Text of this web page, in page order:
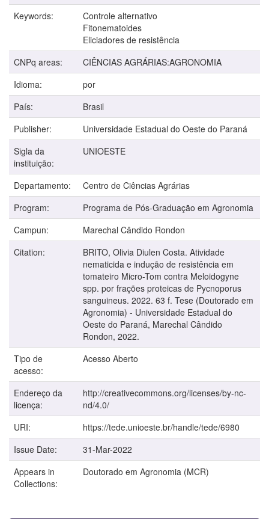
Keywords:
Controle alternativo
Fitonematoides
Eliciadores de resistência
CNPq areas:
CIÊNCIAS AGRÁRIAS:AGRONOMIA
Idioma:
por
País:
Brasil
Publisher:
Universidade Estadual do Oeste do Paraná
Sigla da
instituição:
UNIOESTE
Departamento:
Centro de Ciências Agrárias
Program:
Programa de Pós-Graduação em Agronomia
Campun:
Marechal Cândido Rondon
Citation:
BRITO, Olivia Diulen Costa. Atividade
nematicida e indução de resistência em
tomateiro Micro-Tom contra Meloidogyne
spp. por frações proteicas de Pycnoporus
sanguineus. 2022. 63 f. Tese (Doutorado em
Agronomia) - Universidade Estadual do
Oeste do Paraná, Marechal Cândido
Rondon, 2022.
Tipo de
acesso:
Acesso Aberto
Endereço da
licença:
http://creativecommons.org/licenses/by-nc-
nd/4.0/
URI:
https://tede.unioeste.br/handle/tede/6980
Issue Date:
31-Mar-2022
Appears in
Collections:
Doutorado em Agronomia (MCR)